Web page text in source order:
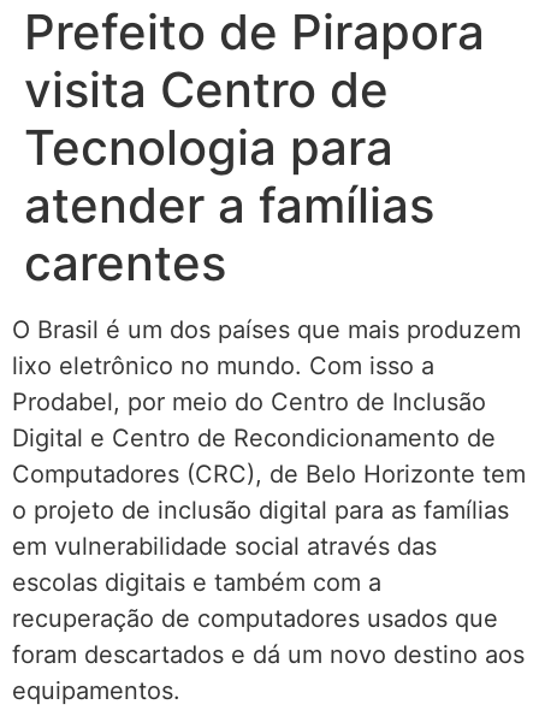
Prefeito de Pirapora
visita Centro de
Tecnologia para
atender a famílias
carentes
O Brasil é um dos países que mais produzem
lixo eletrônico no mundo. Com isso a
Prodabel, por meio do Centro de Inclusão
Digital e Centro de Recondicionamento de
Computadores (CRC), de Belo Horizonte tem
o projeto de inclusão digital para as famílias
em vulnerabilidade social através das
escolas digitais e também com a
recuperação de computadores usados que
foram descartados e dá um novo destino aos
equipamentos.